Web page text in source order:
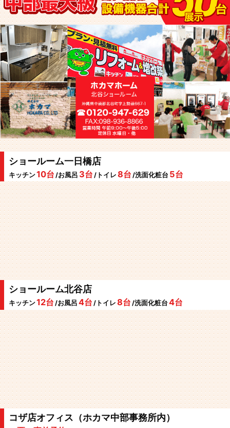
ショールーム一日橋店
キッチン10台 /お風呂 3台 /トイレ 8台 /洗面化粧台 5台
ショールーム北谷店
キッチン12台 /お風呂 4台 /トイレ 8台 /洗面化粧台 4台
コザ店オフィス（ホカマ中部事務所内）